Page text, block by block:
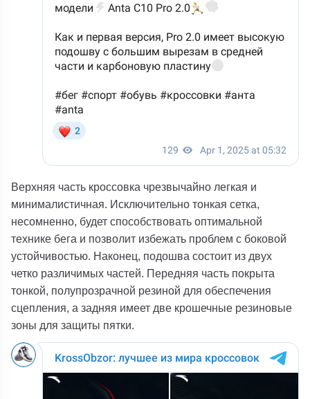
Верхняя часть кроссовка чрезвычайно легкая и
минималистичная. Исключительно тонкая сетка,
несомненно, будет способствовать оптимальной
технике бега и позволит избежать проблем с боковой
устойчивостью. Наконец, подошва состоит из двух
четко различимых частей. Передняя часть покрыта
тонкой, полупрозрачной резиной для обеспечения
сцепления, а задняя имеет две крошечные резиновые
зоны для защиты пятки.